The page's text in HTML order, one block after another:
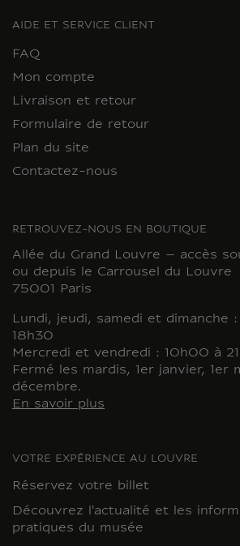
AIDE ET SERVICE CLIENT
FAQ
Mon compte
Livraison et retour
Formulaire de retour
Plan du site
Contactez-nous
RETROUVEZ-NOUS EN BOUTIQUE
Allée du Grand Louvre – accès
ou depuis le Carrousel du Louvre
75001 Paris
Lundi, jeudi, samedi et dimanche
18h30
Mercredi et vendredi : 10h00 à
Fermé les mardis, 1er janvier, 1er
décembre.
En savoir plus
VOTRE EXPÉRIENCE AU LOUVRE
Réservez votre billet
Découvrez l'actualité et les
pratiques du musée